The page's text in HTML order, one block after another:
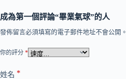
成為第一個評論“畢業氣球”的人
發佈留言必須填寫的電子郵件地址不會公開。
你的評分 *
姓名 *